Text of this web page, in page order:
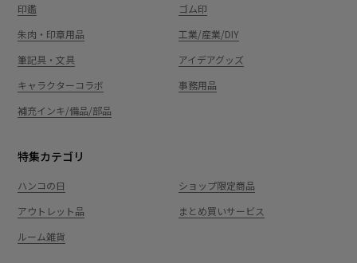
印鑑
ゴム印
朱肉・印章用品
工業/産業/DIY
筆記具・文具
アイデアグッズ
キャラクターコラボ
事務用品
補充インキ/備品/部品
特集カテゴリ
ハンコの日
ショップ限定商品
アウトレット品
まとめ買いサービス
ルーム雑貨